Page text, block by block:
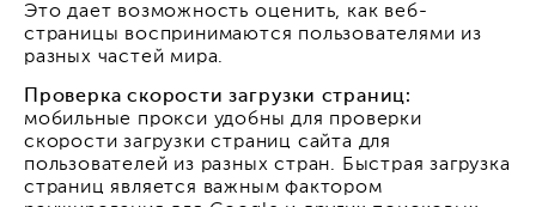
Это дает возможность оценить, как веб-
страницы воспринимаются пользователями из
разных частей мира.
Проверка скорости загрузки страниц:
мобильные прокси удобны для проверки
скорости загрузки страниц сайта для
пользователей из разных стран. Быстрая загрузка
страниц является важным фактором